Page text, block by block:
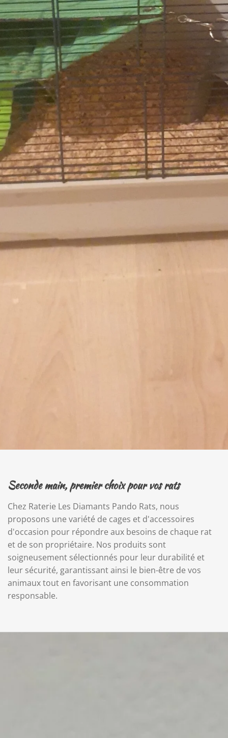
Seconde main, premier choix pour vos rats
Chez Raterie Les Diamants Pando Rats, nous
proposons une variété de cages et d'accessoires
d'occasion pour répondre aux besoins de chaque rat
et de son propriétaire. Nos produits sont
soigneusement sélectionnés pour leur durabilité et
leur sécurité, garantissant ainsi le bien-être de vos
animaux tout en favorisant une consommation
responsable.